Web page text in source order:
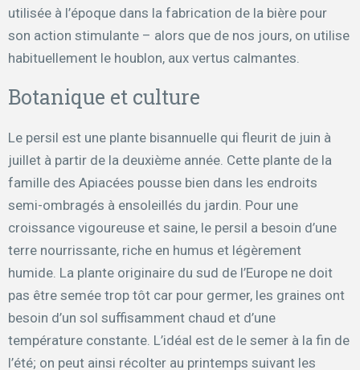
utilisée à l’époque dans la fabrication de la bière pour
son action stimulante – alors que de nos jours, on utilise
habituellement le houblon, aux vertus calmantes.
Botanique et culture
Le persil est une plante bisannuelle qui fleurit de juin à
juillet à partir de la deuxième année. Cette plante de la
famille des Apiacées pousse bien dans les endroits
semi-ombragés à ensoleillés du jardin. Pour une
croissance vigoureuse et saine, le persil a besoin d’une
terre nourrissante, riche en humus et légèrement
humide. La plante originaire du sud de l’Europe ne doit
pas être semée trop tôt car pour germer, les graines ont
besoin d’un sol suffisamment chaud et d’une
température constante. L’idéal est de le semer à la fin de
l’été; on peut ainsi récolter au printemps suivant les